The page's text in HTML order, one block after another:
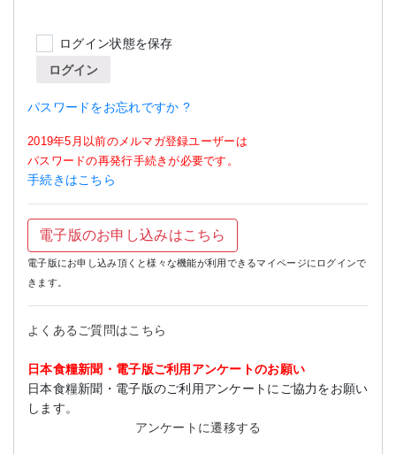
ログイン状態を保存
ログイン
パスワードをお忘れですか ?
2019年5月以前のメルマガ登録ユーザーは
パスワードの再発行手続きが必要です。
手続きはこちら
電子版のお申し込みはこちら
電子版にお申し込み頂くと様々な機能が利用できるマイページにログインで
きます。
よくあるご質問はこちら
日本食糧新聞・電子版ご利用アンケートのお願い
日本食糧新聞・電子版のご利用アンケートにご協力をお願い
します。
アンケートに遷移する